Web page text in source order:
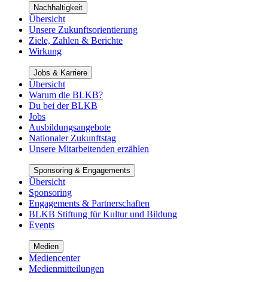
Nachhaltigkeit
Übersicht
Unsere Zukunftsorientierung
Ziele, Zahlen & Berichte
Wirkung
Jobs & Karriere
Übersicht
Warum die BLKB?
Du bei der BLKB
Jobs
Ausbildungsangebote
Nationaler Zukunftstag
Unsere Mitarbeitenden erzählen
Sponsoring & Engagements
Übersicht
Sponsoring
Engagements & Partnerschaften
BLKB Stiftung für Kultur und Bildung
Events
Medien
Mediencenter
Medienmitteilungen